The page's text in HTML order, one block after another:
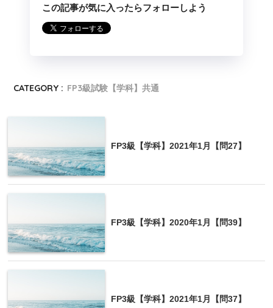
この記事が気に入ったらフォローしよう
CATEGORY : FP3級試験【学科】共通
FP3級【学科】2021年1月【問27】
FP3級【学科】2020年1月【問39】
FP3級【学科】2021年1月【問37】